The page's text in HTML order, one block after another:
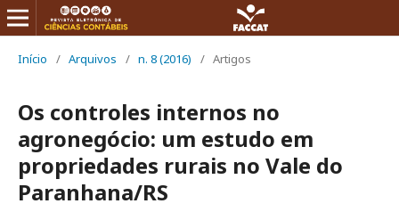
Início / Arquivos / n. 8 (2016) / Artigos
Os controles internos no
agronegócio: um estudo em
propriedades rurais no Vale do
Paranhana/RS